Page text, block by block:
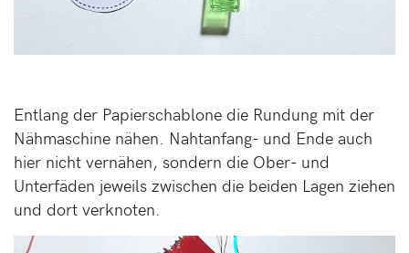
Entlang der Papierschablone die Rundung mit der
Nähmaschine nähen. Nahtanfang- und Ende auch
hier nicht vernähen, sondern die Ober- und
Unterfäden jeweils zwischen die beiden Lagen ziehen
und dort verknoten.